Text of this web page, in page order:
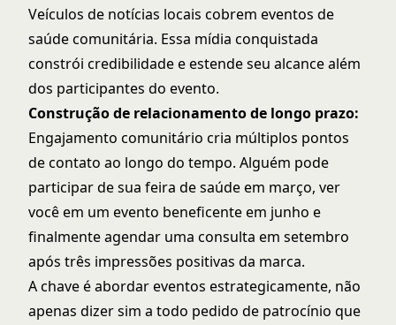
Veículos de notícias locais cobrem eventos de
saúde comunitária. Essa mídia conquistada
constrói credibilidade e estende seu alcance além
dos participantes do evento.
Construção de relacionamento de longo prazo:
Engajamento comunitário cria múltiplos pontos
de contato ao longo do tempo. Alguém pode
participar de sua feira de saúde em março, ver
você em um evento beneficente em junho e
finalmente agendar uma consulta em setembro
após três impressões positivas da marca.
A chave é abordar eventos estrategicamente, não
apenas dizer sim a todo pedido de patrocínio que